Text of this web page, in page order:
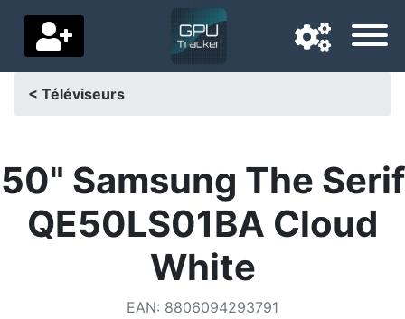
Pays de livraison
Accueil
< Téléviseurs
50" Samsung The Serif
QE50LS01BA Cloud
White
EAN: 8806094293791